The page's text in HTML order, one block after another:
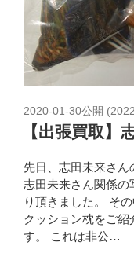
2020-01-30公開 (
【出張買取】
先日、志田未来さ
志田未来さん関係の
り頂きました。 そ
クッション枕をご
す。 これは非公…